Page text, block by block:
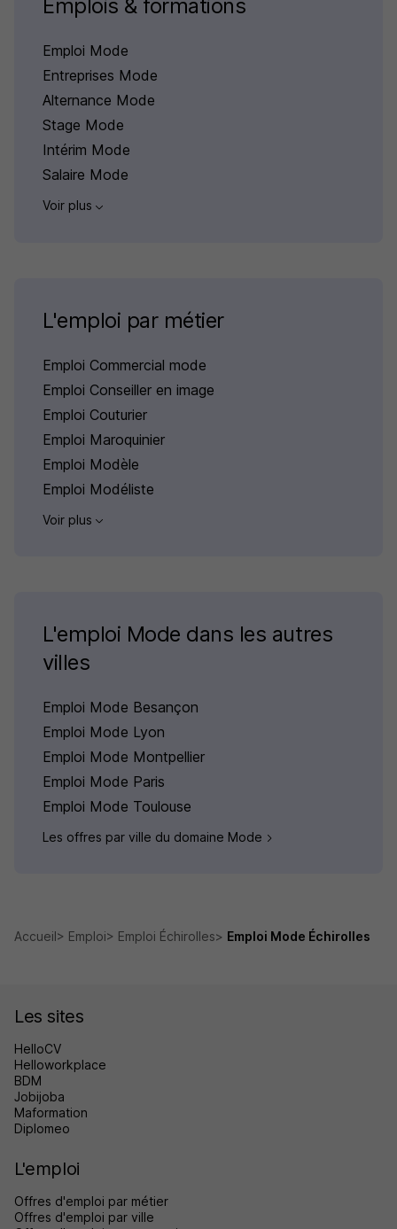
Emplois & formations
Emploi Mode
Entreprises Mode
Alternance Mode
Stage Mode
Intérim Mode
Salaire Mode
Voir plus
L'emploi par métier
Emploi Commercial mode
Emploi Conseiller en image
Emploi Couturier
Emploi Maroquinier
Emploi Modèle
Emploi Modéliste
Voir plus
L'emploi Mode dans les autres
villes
Emploi Mode Besançon
Emploi Mode Lyon
Emploi Mode Montpellier
Emploi Mode Paris
Emploi Mode Toulouse
Les offres par ville du domaine Mode
Accueil Emploi Emploi Échirolles Emploi Mode Échirolles
Les sites
HelloCV
Helloworkplace
BDM
Jobijoba
Maformation
Diplomeo
L'emploi
Offres d'emploi par métier
Offres d'emploi par ville